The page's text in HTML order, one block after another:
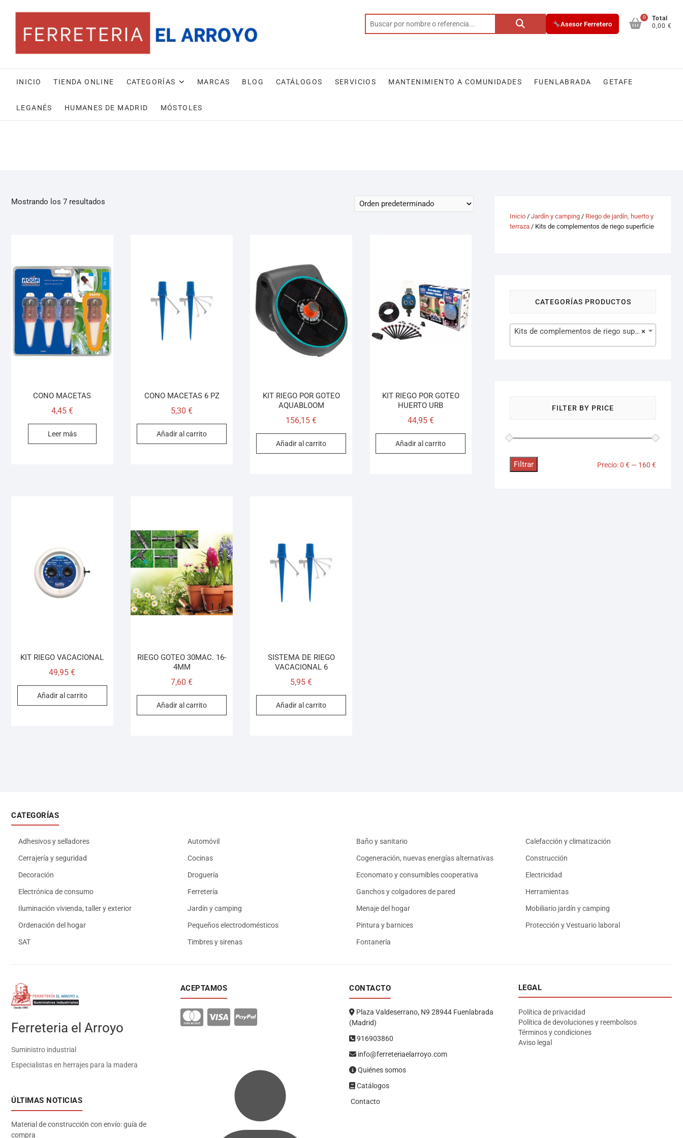
Asesor Ferretero
0
Total
0,00 €
INICIO TIENDA ONLINE CATEGORÍAS MARCAS BLOG CATÁLOGOS SERVICIOS MANTENIMIENTO A COMUNIDADES FUENLABRADA GETAFE
LEGANÉS HUMANES DE MADRID MÓSTOLES
Mostrando los 7 resultados
CONO MACETAS
4,45 €
Leer más
CONO MACETAS 6 PZ
5,30€
Añadir al carrito
KIT RIEGO POR GOTEO
AQUABLOOM
156,15€
Añadir al carrito
KIT RIEGO POR GOTEO
HUERTO URB
44,95 €
Añadir al carrito
KIT RIEGO VACACIONAL
49,95€
Añadir al carrito
RIEGO GOTEO 30MAC. 16-
4MM
7,60€
Añadir al carrito
SISTEMA DE RIEGO
VACACIONAL 6
5,95€
Añadir al carrito
Inicio / Jardín y camping / Riego de jardín, huerto y
terraza / Kits de complementos de riego superficie
CATEGORÍAS PRODUCTOS
×
Kits de complementos de riego superficie (7)
FILTER BY PRICE
Filtrar Precio:0 € — 160 €
CATEGORÍAS
Adhesivos y selladores Automóvil Baño y sanitario Calefacción y climatización
Cerrajería y seguridad Cocinas Cogeneración, nuevas energías alternativas Construcción
Decoración Droguería Economato y consumibles cooperativa Electricidad
Electrónica de consumo Ferretería Ganchos y colgadores de pared Herramientas
Iluminación vivienda, taller y exterior Jardín y camping Menaje del hogar Mobiliario jardín y camping
Ordenación del hogar Pequeños electrodomésticos Pintura y barnices Protección y Vestuario laboral
SAT Timbres y sirenas Fontanería
Ferreteria el Arroyo
Suministro industrial
Especialistas en herrajes para la madera
ÚLTIMAS NOTICIAS
Material de construcción con envío: guía de
compra
ACEPTAMOS CONTACTO
Plaza Valdeserrano, N9 28944 Fuenlabrada
(Madrid)
916903860
info@ferreteriaelarroyo.com
Quiénes somos
Catálogos
Contacto
LEGAL
Política de privacidad
Política de devoluciones y reembolsos
Términos y condiciones
Aviso legal
Asesor El Arroyo
En línea · responde en segundos
WhatsApp